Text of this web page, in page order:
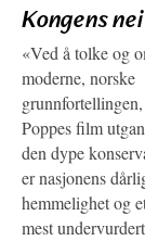
Kongens nei
«Ved å tolke og
moderne, norske
Poppes film
den dype
er nasjonens
hemmelighet og
mest